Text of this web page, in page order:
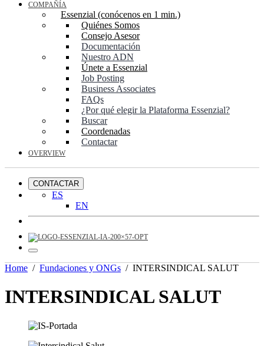
COMPAÑÍA
Essenzial (conócenos en 1 min.)
Quiénes Somos
Consejo Asesor
Documentación
Nuestro ADN
Únete a Essenzial
Job Posting
Business Associates
FAQs
¿Por qué elegir la Plataforma Essenzial?
Buscar
Coordenadas
Contactar
OVERVIEW
CONTACTAR
ES
EN
Home / Fundaciones y ONGs / INTERSINDICAL SALUT
INTERSINDICAL SALUT